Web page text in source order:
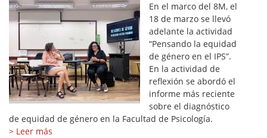
En el marco del 8M, el
18 de marzo se llevó
adelante la actividad
“Pensando la equidad
de género en el IPS”.
En la actividad de
reflexión se abordó el
informe más reciente
sobre el diagnóstico
de equidad de género en la Facultad de Psicología.
> Leer más